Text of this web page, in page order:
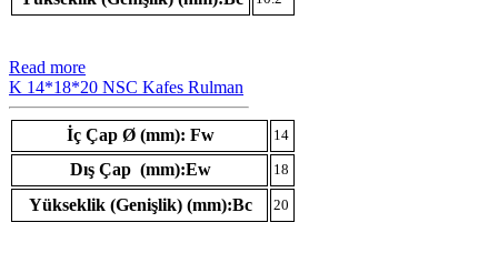
Read more
K 14*18*20 NSC Kafes Rulman
İç Çap Ø (mm): Fw 14
Dış Çap (mm):Ew 18
Yükseklik (Genişlik) (mm):Bc 20